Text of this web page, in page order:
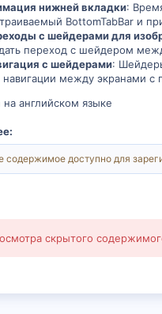
нижней вкладки:
BottomTabBar и
с шейдерами для
переход с шейдером
с шейдерами:
навигации между экранами с
английском языке
содержимое доступно для
скрытого